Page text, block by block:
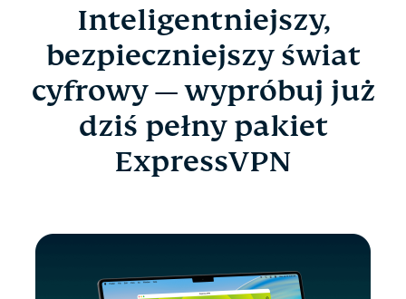
Inteligentniejszy,
bezpieczniejszy świat
cyfrowy — wypróbuj już
dziś pełny pakiet
ExpressVPN